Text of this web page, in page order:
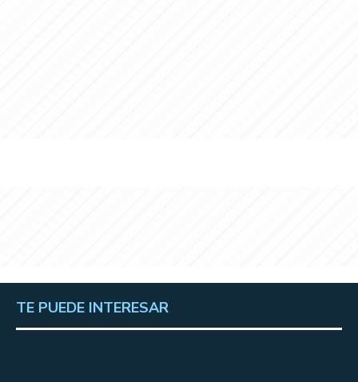
TE PUEDE INTERESAR